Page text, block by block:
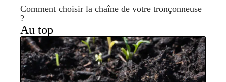
Comment choisir la chaîne de votre tronçonneuse
?
Au top